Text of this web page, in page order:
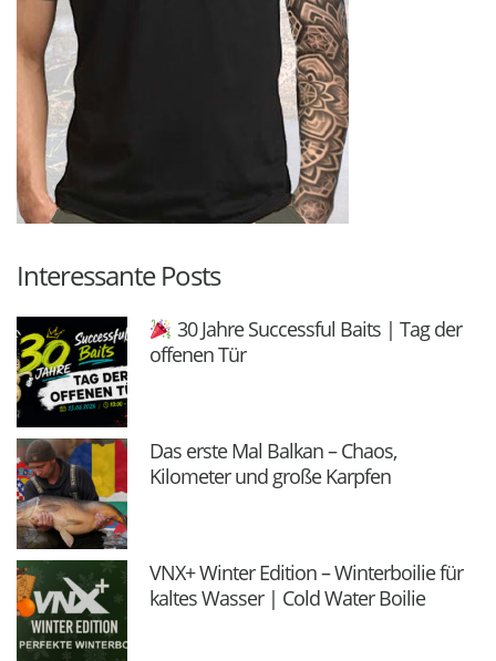
Interessante Posts
30 Jahre Successful Baits | Tag der
offenen Tür
Das erste Mal Balkan – Chaos,
Kilometer und große Karpfen
VNX+ Winter Edition – Winterboilie für
kaltes Wasser | Cold Water Boilie